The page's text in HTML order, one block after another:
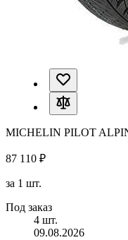
MICHELIN PILOT
87 110 ₽
за 1 шт.
Под заказ
4 шт.
09.08.2026